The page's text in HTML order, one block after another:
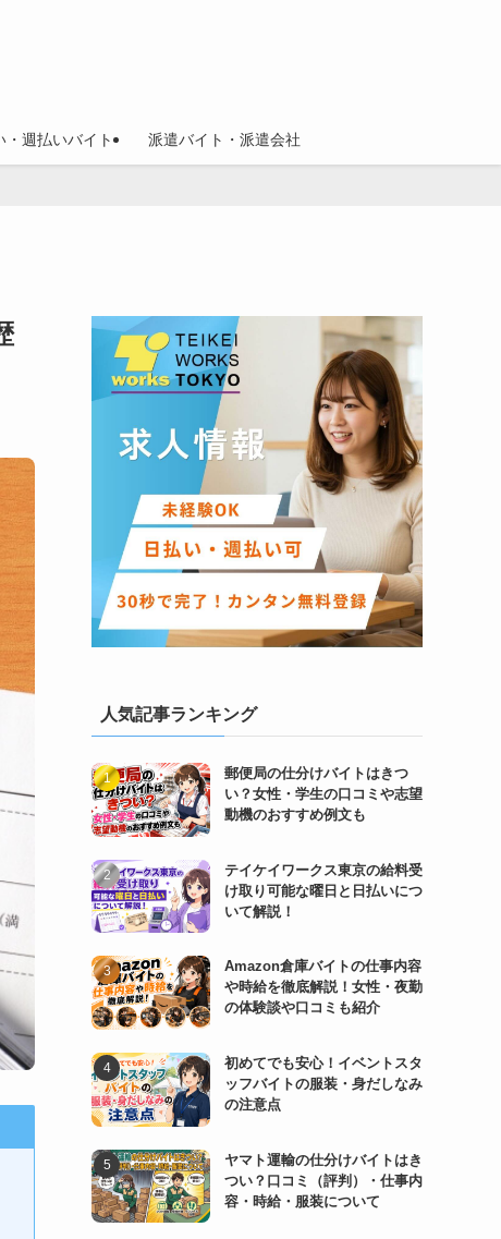
・週払いバイト 派遣バイト・派遣会社
人気記事ランキング
郵便局の仕分けバイトはきつ
い？女性・学生の口コミや志望
動機のおすすめ例文も
テイケイワークス東京の給料受
け取り可能な曜日と日払いにつ
いて解説！
Amazon倉庫バイトの仕事内容
や時給を徹底解説！女性・夜勤
の体験談や口コミも紹介
初めてでも安心！イベントスタ
ッフバイトの服装・身だしなみ
の注意点
ヤマト運輸の仕分けバイトはき
つい？口コミ（評判）・仕事内
容・時給・服装について